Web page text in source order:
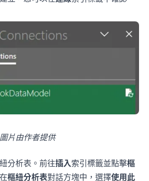
片由作者提供
分析表。前往插入索引標籤並點擊樞
樞紐分析表對話方塊中，選擇使用此